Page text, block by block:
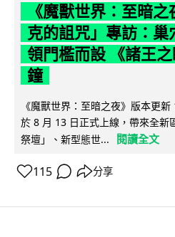
《魔獸世界：至暗
克的詛咒」專訪：巢
領門檻而設 《諸王
鐘
《魔獸世界：至暗之夜》版本更
於 8 月 13 日正式上線，帶來全新
祭壇」、新型態世...
閱讀全文
115 分享